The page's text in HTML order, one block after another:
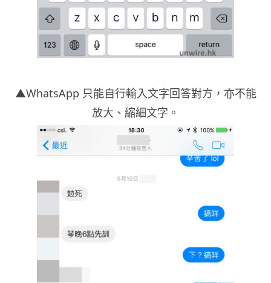
▲WhatsApp 只能自行輸入文字回答對方，亦不能
放大、縮細文字。